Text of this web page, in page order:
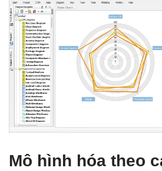
Mô hình hóa theo